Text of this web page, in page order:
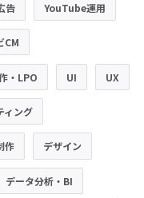
告 YouTube運用
CM
・LPO UI UX
ィング
作 デザイン
データ分析・BI